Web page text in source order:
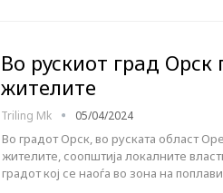
Во рускиот град Орск
жителите
Triling Mk 05/04/2024
Во градот Орск, во руската област
жителите, соопштија локалните
градот кој се наоѓа во зона на